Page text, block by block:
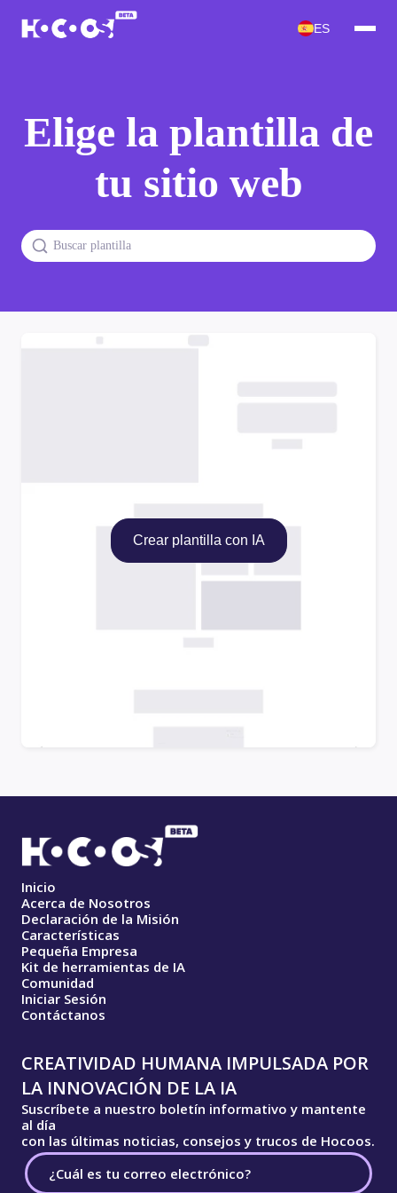
ES
Elige la plantilla de
tu sitio web
Crear plantilla con IA
Inicio
Acerca de Nosotros
Declaración de la Misión
Características
Pequeña Empresa
Kit de herramientas de IA
Comunidad
Iniciar Sesión
Contáctanos
CREATIVIDAD HUMANA IMPULSADA POR
LA INNOVACIÓN DE LA IA
Suscríbete a nuestro boletín informativo y mantente
al día
con las últimas noticias, consejos y trucos de Hocoos.